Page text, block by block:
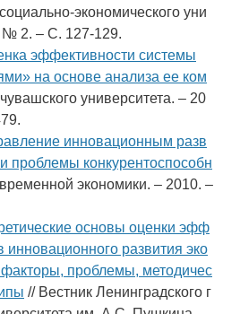
экономического уни
№ 2. – С. 127-129.
эффективности системы
на основе анализа ее ком
университета. – 20
инновационным разв
проблемы конкурентоспособн
экономики. – 2010. –
основы оценки эфф
инновационного развития эко
факторы, проблемы, методичес
// Вестник Ленинградского г